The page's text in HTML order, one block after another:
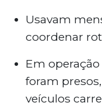
Usavam
coordenar
Em
foram
veículos